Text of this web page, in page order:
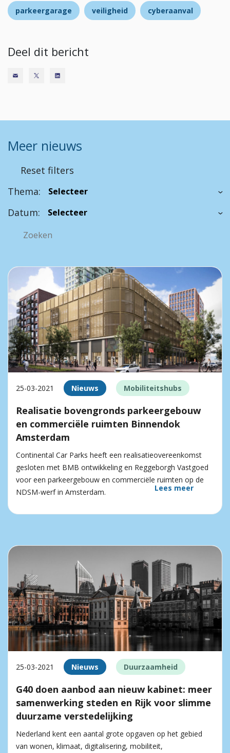
parkeergarage veiligheid cyberaanval
Deel dit bericht
Meer nieuws
Reset filters
Thema:
Datum:
25-03-2021 Nieuws Mobiliteitshubs
Realisatie bovengronds parkeergebouw
en commerciële ruimten Binnendok
Amsterdam
Continental Car Parks heeft een realisatieovereenkomst
gesloten met BMB ontwikkeling en Reggeborgh Vastgoed
voor een parkeergebouw en commerciële ruimten op de
NDSM-werf in Amsterdam.
Lees meer
25-03-2021 Nieuws Duurzaamheid
G40 doen aanbod aan nieuw kabinet: meer
samenwerking steden en Rijk voor slimme
duurzame verstedelijking
Nederland kent een aantal grote opgaven op het gebied
van wonen, klimaat, digitalisering, mobiliteit,